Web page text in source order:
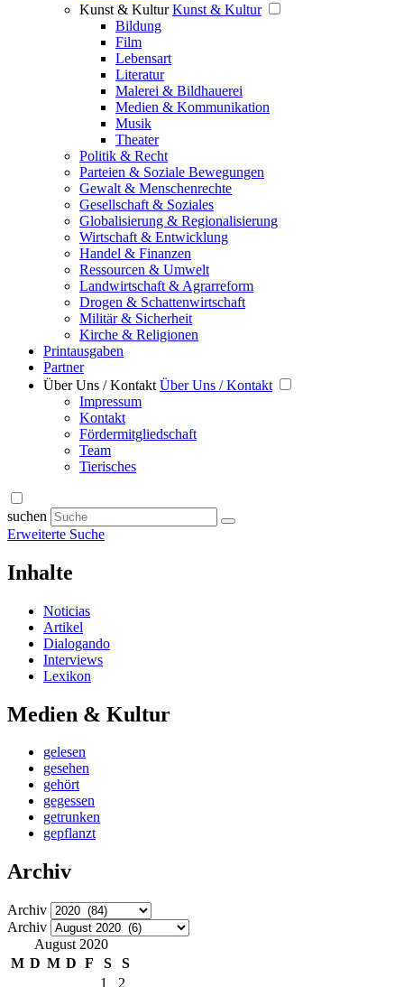
Kunst & Kultur Kunst & Kultur
Bildung
Film
Lebensart
Literatur
Malerei & Bildhauerei
Medien & Kommunikation
Musik
Theater
Politik & Recht
Parteien & Soziale Bewegungen
Gewalt & Menschenrechte
Gesellschaft & Soziales
Globalisierung & Regionalisierung
Wirtschaft & Entwicklung
Handel & Finanzen
Ressourcen & Umwelt
Landwirtschaft & Agrarreform
Drogen & Schattenwirtschaft
Militär & Sicherheit
Kirche & Religionen
Printausgaben
Partner
Über Uns / Kontakt Über Uns / Kontakt
Impressum
Kontakt
Fördermitgliedschaft
Team
Tierisches
suchen
Erweiterte Suche
Inhalte
Noticias
Artikel
Dialogando
Interviews
Lexikon
Medien & Kultur
gelesen
gesehen
gehört
gegessen
getrunken
gepflanzt
Archiv
Archiv
Archiv
August 2020
M D M D F S
S
1
2